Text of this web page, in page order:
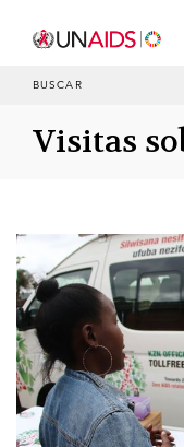
BUSCAR
Visitas